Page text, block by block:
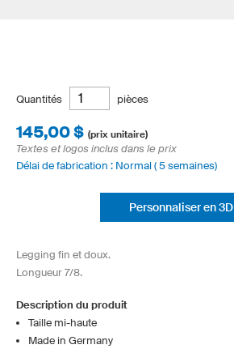
Quantités pièces
145,00 $ (prix unitaire)
Textes et logos inclus dans le prix
Délai de fabrication : Normal ( 5 semaines)
Personnaliser en 3D
Legging fin et doux.
Longueur 7/8.
Description du produit
Taille mi-haute
Made in Germany